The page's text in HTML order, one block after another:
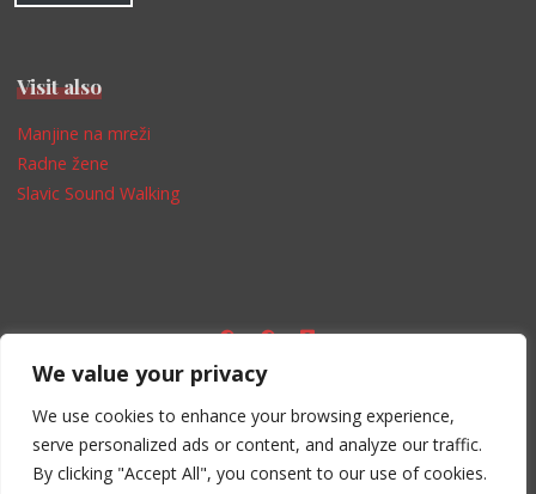
We value your privacy
We use cookies to enhance your browsing experience,
serve personalized ads or content, and analyze our traffic.
By clicking "Accept All", you consent to our use of cookies.
Visit also
Manjine na mreži
Radne žene
Slavic Sound Walking
Impressum